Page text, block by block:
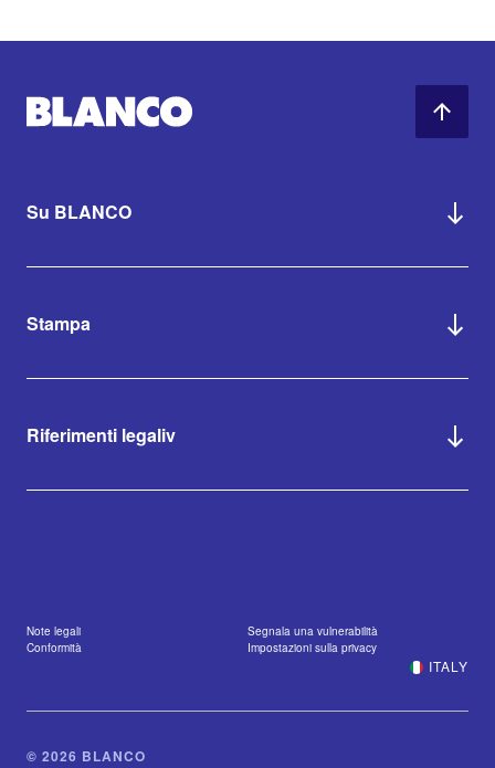
Su BLANCO
Stampa
Riferimenti legaliv
Note legali
Segnala una vulnerabilità
Conformità
Impostazioni sulla privacy
ITALY
© 2026 BLANCO